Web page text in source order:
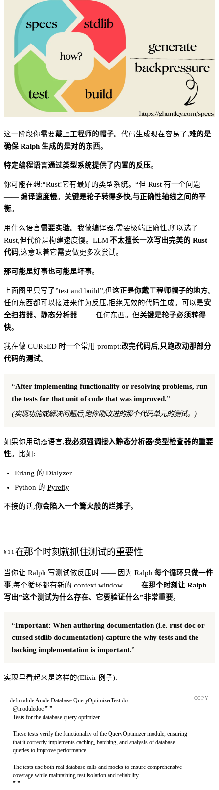
这一阶段你需要戴上工程师的帽子。代码生成现在容易了,难的是
确保 Ralph 生成的是对的东西。
特定编程语言通过类型系统提供了内置的反压。
你可能在想:“Rust!它有最好的类型系统。“但 Rust 有一个问题
—— 编译速度慢。 关键是轮子转得多快,与正确性轴线之间的平
衡。
用什么语言需要实验。我做编译器,需要极端正确性,所以选了
Rust,但代价是构建速度慢。LLM 不太擅长一次写出完美的 Rust
代码,这意味着它需要做更多次尝试。
那可能是好事也可能是坏事。
上面图里只写了”test and build”,但这正是你戴工程师帽子的地方。
任何东西都可以接进来作为反压,拒绝无效的代码生成。可以是安
全扫描器、静态分析器 —— 任何东西。但关键是轮子必须转得
快。
我在做 CURSED 时一个常用 prompt:改完代码后,只跑改动那部分
代码的测试。
“After implementing functionality or resolving problems, run
the tests for that unit of code that was improved.”
(实现功能或解决问题后,跑你刚改进的那个代码单元的测试。)
如果你用动态语言,我必须强调接入静态分析器/类型检查器的重要
性。比如:
Erlang 的 Dialyzer
Python 的 Pyrefly
不接的话,你会陷入一个篝火般的烂摊子。
在那个时刻就抓住测试的重要性
当你让 Ralph 写测试做反压时 —— 因为 Ralph 每个循环只做一件
事,每个循环都有新的 context window —— 在那个时刻让 Ralph
写出”这个测试为什么存在、它要验证什么”非常重要。
“Important: When authoring documentation (i.e. rust doc or
cursed stdlib documentation) capture the why tests and the
backing implementation is important.”
实现里看起来是这样的(Elixir 例子):
defmodule Anole Database QueryOptimizerTest do
  @moduledoc """
  Tests for the database query optimizer.
  These tests verify the functionality of the QueryOptimizer module, ensuring
  that it correctly implements caching, batching, and analysis of database
  queries to improve performance.
  The tests use both real database calls and mocks to ensure comprehensive
  coverage while maintaining test isolation and reliability.
  """
COPY